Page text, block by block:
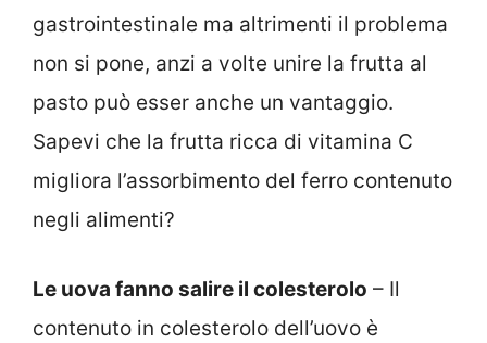
gastrointestinale ma altrimenti il problema
non si pone, anzi a volte unire la frutta al
pasto può esser anche un vantaggio.
Sapevi che la frutta ricca di vitamina C
migliora l’assorbimento del ferro contenuto
negli alimenti?
Le uova fanno salire il colesterolo – Il
contenuto in colesterolo dell’uovo è